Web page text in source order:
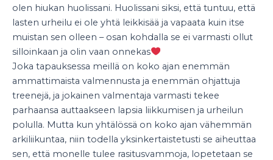
olen hiukan huolissani. Huolissani siksi, että tuntuu, että
lasten urheilu ei ole yhtä leikkisää ja vapaata kuin itse
muistan sen olleen – osan kohdalla se ei varmasti ollut
silloinkaan ja olin vaan onnekas
Joka tapauksessa meillä on koko ajan enemmän
ammattimaista valmennusta ja enemmän ohjattuja
treenejä, ja jokainen valmentaja varmasti tekee
parhaansa auttaakseen lapsia liikkumisen ja urheilun
polulla. Mutta kun yhtälössä on koko ajan vähemmän
arkiliikuntaa, niin todella yksinkertaistetusti se aiheuttaa
sen, että monelle tulee rasitusvammoja, lopetetaan se